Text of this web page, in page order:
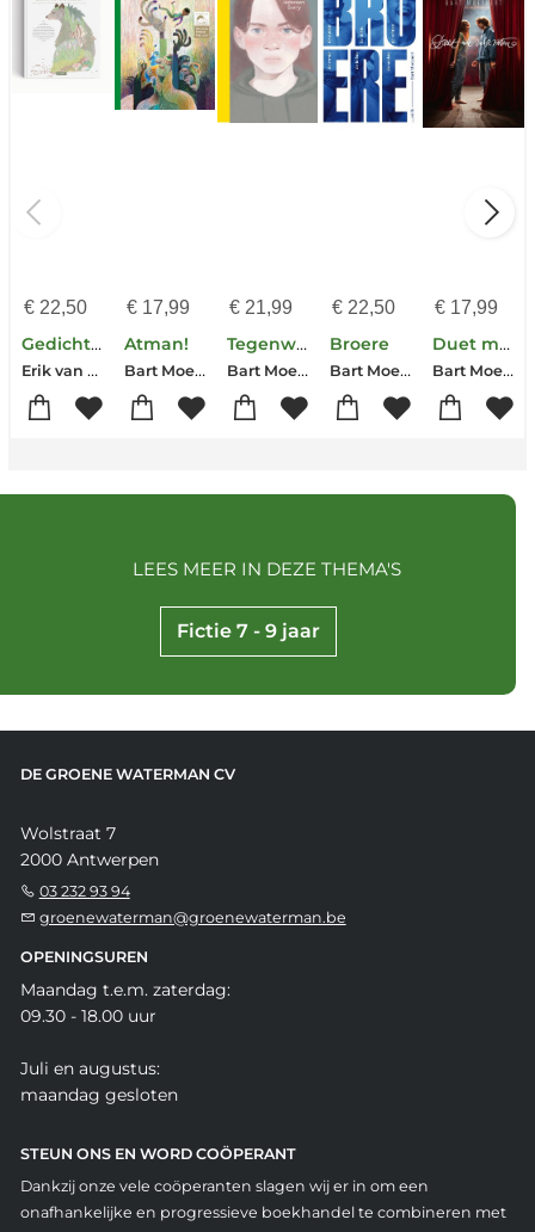
€22,50
Gedichtenprentenboek 'Één gedicht is nooit genoeg' 2
Erik van Os-Bette Westera-Lucas Rijneveld-Rian Visser-Joke van Leeuwen-Herman de Coninck-Jaap Robben-Bart Moeyaert
€17,99
Atman!
Bart Moeyaert
€ 21,99
Tegenwoordig heet iedereen Sorry
Bart Moeyaert
€ 22,50
Broere
Bart Moeyaert
€ 17,99
Duet met valse noten
Bart Moeyaert
Fictie 7 - 9 jaar
LEES MEER IN DEZE THEMA'S
DE GROENE WATERMAN CV
Wolstraat 7
2000 Antwerpen
03 232 93 94
groenewaterman@groenewaterman.be
OPENINGSUREN
Maandag t.e.m. zaterdag:
09.30 - 18.00 uur
Juli en augustus:
maandag gesloten
STEUN ONS EN WORD COÖPERANT
Dankzij onze vele coöperanten slagen wij er in om een
onafhankelijke en progressieve boekhandel te combineren met